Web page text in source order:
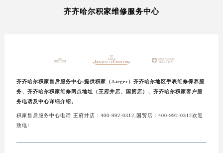
齐齐哈尔积家维修服务中心
齐齐哈尔积家售后服务中心:提供积家（Jaeger）齐齐哈尔地区手表维修保养服
务、齐齐哈尔积家维修网点地址（王府井店、国贸店）、齐齐哈尔积家客户服
务电话及中心详细介绍。
积家售后服务中心电话:王府井店：400-992-0312,国贸店：400-992-0312欢迎
致电!